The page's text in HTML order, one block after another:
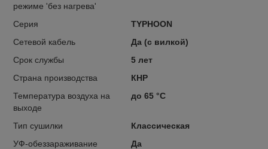
режиме 'без нагрева'
Серия
TYPHOON
Сетевой кабель
Да (с вилкой)
Срок службы
5 лет
Страна производства
КНР
Температура воздуха на
выходе
до 65 °С
Тип сушилки
Классическая
УФ-обеззараживание
Да